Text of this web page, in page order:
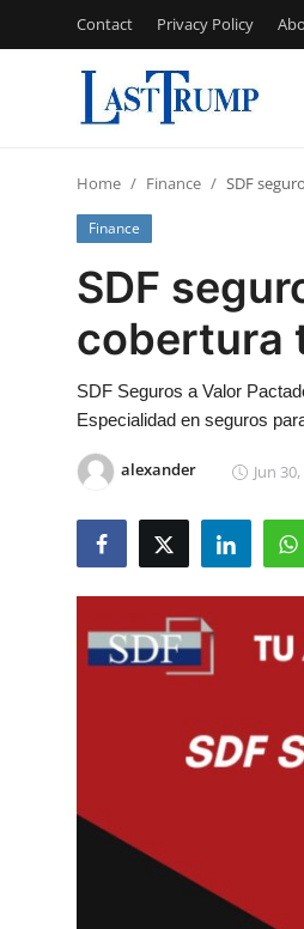
Contact Privacy Policy
Contact
Press Release
Privacy Policy
News Network
Guest Posting
Advertise with US
Home Finance SDF
Finance
SDF
cobertura
SDF Seguros a Valor
Especialidad en seguros
alexander Jun